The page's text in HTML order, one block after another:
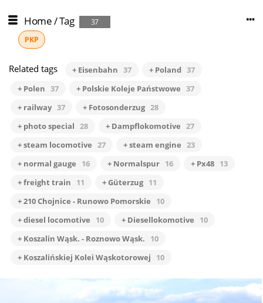
Home/Tag
37
PKP
Related tags + Eisenbahn 37 + Poland 37
+ Polen 37 + Polskie Koleje Państwowe 37
+ railway 37 + Fotosonderzug 28
+ photo special 28 + Dampflokomotive 27
+ steam locomotive 27 + steam engine 23
+ normal gauge
16 + Normalspur 16 + Px48 13
+ freight train
11 + Güterzug 11
+ 210 Chojnice - Runowo Pomorskie
10
+ diesel locomotive
10 + Diesellokomotive
10
+ Koszalin Wąsk. - Roznowo Wąsk.
10
+ Koszalińskiej Kolei Wąskotorowej
10